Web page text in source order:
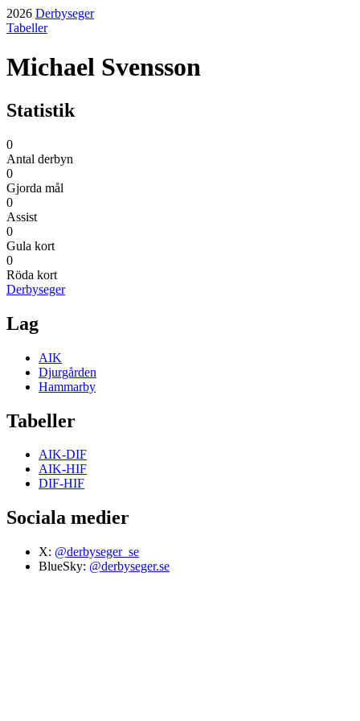
2026 Derbyseger
Tabeller
Michael Svensson
Statistik
0
Antal derbyn
0
Gjorda mål
0
Assist
0
Gula kort
0
Röda kort
Derbyseger
Lag
AIK
Djurgården
Hammarby
Tabeller
AIK-DIF
AIK-HIF
DIF-HIF
Sociala medier
X: @derbyseger_se
BlueSky: @derbyseger.se